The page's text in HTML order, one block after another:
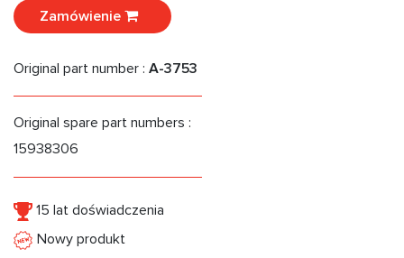
Zamówienie
Original part number : A-3753
Original spare part numbers :
15938306
15 lat doświadczenia
Nowy produkt